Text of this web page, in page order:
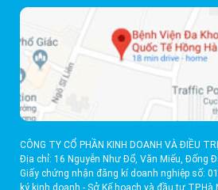
CÔNG TY CỔ PHẦN KINH DOANH VÀ ĐIỀU
Địa chỉ: 16 Nguyễn Như Đổ, Văn Miếu, Đống
Giấy chứng nhận đăng kí doanh nghiệp số:
ký kinh doanh - Sở Kế hoạch và đầu tư